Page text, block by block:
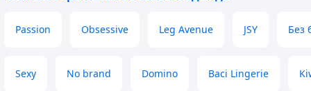
Passion Obsessive Leg Avenue JSY Без
Sexy No brand Domino Baci Lingerie